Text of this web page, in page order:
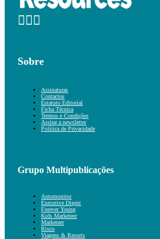
Sobre
Assinaturas
Contactos
Estatuto Editorial
Ficha Técnica
Termos e Condições
Assine a newsletter
Política de Privacidade
Grupo Multipublicações
Automonitor
Executive Digest
Forever Young
Kids Marketeer
Marketeer
Risco
Viagens & Resorts